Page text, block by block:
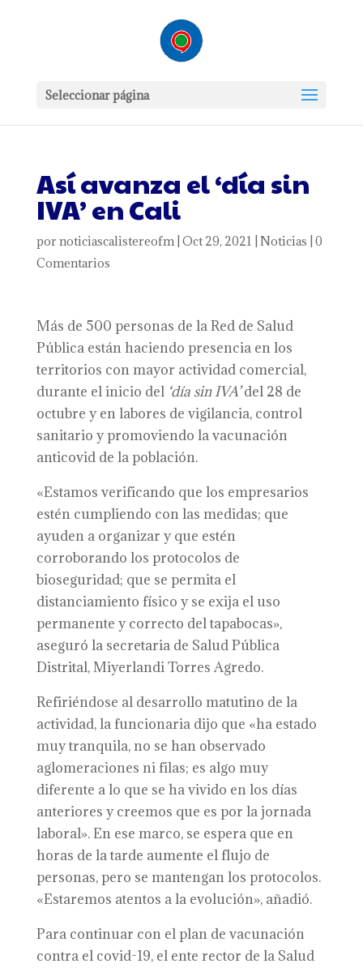
Seleccionar página
Así avanza el ‘día sin
IVA’ en Cali
por noticiascalistereofm| Oct 29, 2021 Noticias 0
Comentarios
Más de 500 personas de la Red de Salud
Pública están haciendo presencia en los
territorios con mayor actividad comercial,
durante el inicio del ‘día sin IVA’del 28 de
octubre y en labores de vigilancia, control
sanitario y promoviendo la vacunación
anticovid de la población.
«Estamos verificando que los empresarios
estén cumpliendo con las medidas; que
ayuden a organizar y que estén
corroborando los protocolos de
bioseguridad; que se permita el
distanciamiento físico y se exija el uso
permanente y correcto del tapabocas»,
aseguró la secretaria de Salud Pública
Distrital, Miyerlandi Torres Agredo.
Refiriéndose al desarrollo matutino de la
actividad, la funcionaria dijo que «ha estado
muy tranquila, no se han observado
aglomeraciones ni filas; es algo muy
diferente a lo que se ha vivido en los días
anteriores y creemos que es por la jornada
laboral». En ese marco, se espera que en
horas de la tarde aumente el flujo de
personas, pero se mantengan los protocolos.
«Estaremos atentos a la evolución», añadió.
Para continuar con el plan de vacunación
contra el covid-19, el ente rector de la Salud